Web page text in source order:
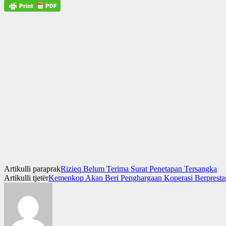
Artikulli paraprakRizieq Belum Terima Surat Penetapan Tersangka
Artikulli tjetërKemenkop Akan Beri Penghargaan Koperasi